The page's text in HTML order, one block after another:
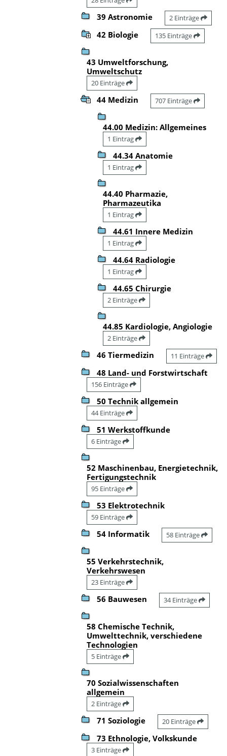
39 Astronomie 2 Einträge
42 Biologie 135 Einträge
43 Umweltforschung,
Umweltschutz
20 Einträge
44 Medizin 707 Einträge
44.00 Medizin: Allgemeines
1 Eintrag
44.34 Anatomie
1 Eintrag
44.40 Pharmazie,
Pharmazeutika
1 Eintrag
44.61 Innere Medizin
1 Eintrag
44.64 Radiologie
1 Eintrag
44.65 Chirurgie
2 Einträge
44.85 Kardiologie, Angiologie
2 Einträge
46 Tiermedizin 11 Einträge
48 Land- und Forstwirtschaft
156 Einträge
50 Technik allgemein
44 Einträge
51 Werkstoffkunde
6 Einträge
52 Maschinenbau, Energietechnik,
Fertigungstechnik
95 Einträge
53 Elektrotechnik
59 Einträge
54 Informatik 58 Einträge
55 Verkehrstechnik,
Verkehrswesen
23 Einträge
56 Bauwesen 34 Einträge
58 Chemische Technik,
Umwelttechnik, verschiedene
Technologien
5 Einträge
70 Sozialwissenschaften
allgemein
2 Einträge
71 Soziologie 20 Einträge
73 Ethnologie, Volkskunde
3 Einträge